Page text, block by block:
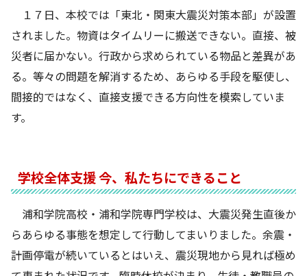
１７日、本校では「東北・関東大震災対策本部」が設置
されました。物資はタイムリーに搬送できない。直接、被
災者に届かない。行政から求められている物品と差異があ
る。等々の問題を解消するため、あらゆる手段を駆使し、
間接的ではなく、直接支援できる方向性を模索していま
す。
学校全体支援 今、私たちにできること
浦和学院高校・浦和学院専門学校は、大震災発生直後か
らあらゆる事態を想定して行動してまいりました。余震・
計画停電が続いているとはいえ、震災現地から見れば極め